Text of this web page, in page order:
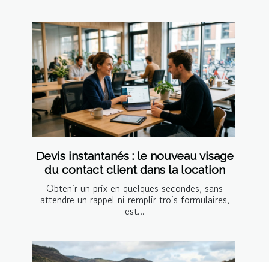
Devis instantanés : le nouveau visage
du contact client dans la location
Obtenir un prix en quelques secondes, sans
attendre un rappel ni remplir trois formulaires,
est...